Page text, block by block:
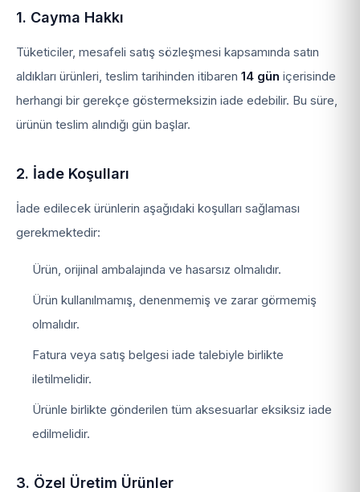
1. Cayma Hakkı
Tüketiciler, mesafeli satış sözleşmesi kapsamında satın
aldıkları ürünleri, teslim tarihinden itibaren 14 gün içerisinde
herhangi bir gerekçe göstermeksizin iade edebilir. Bu süre,
ürünün teslim alındığı gün başlar.
2. İade Koşulları
İade edilecek ürünlerin aşağıdaki koşulları sağlaması
gerekmektedir:
Ürün, orijinal ambalajında ve hasarsız olmalıdır.
Ürün kullanılmamış, denenmemiş ve zarar görmemiş
olmalıdır.
Fatura veya satış belgesi iade talebiyle birlikte
iletilmelidir.
Ürünle birlikte gönderilen tüm aksesuarlar eksiksiz iade
edilmelidir.
3. Özel Üretim Ürünler